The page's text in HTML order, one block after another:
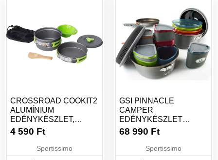
CROSSROAD COOKIT2
ALUMÍNIUM
EDÉNYKÉSZLET,
FEKETE, MÉRET
4 590 Ft
Sportissimo
GSI PINNACLE
CAMPER
EDÉNYKÉSZLET
KEMPINGEZÉSHEZ,
68 990 Ft
Sportissimo